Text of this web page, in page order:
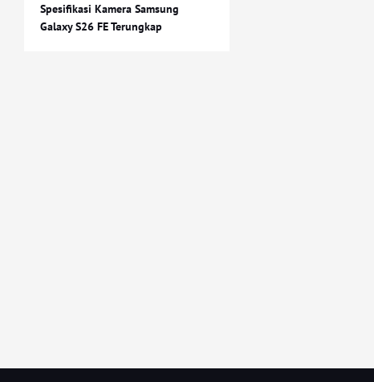
Spesifikasi Kamera Samsung
Galaxy S26 FE Terungkap